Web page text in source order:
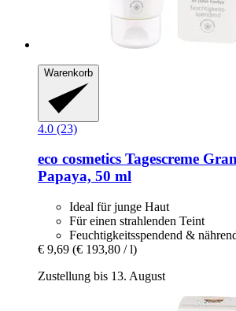
Warenkorb
4.0 (23)
eco cosmetics Tagescreme
Papaya, 50 ml
Ideal für junge Haut
Für einen strahlenden Teint
Feuchtigkeitsspendend &
€ 9,69 (€ 193,80 / l)
Zustellung bis 13. August